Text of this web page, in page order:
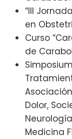
“III
en
Curso
de
Dolor,
Medicina